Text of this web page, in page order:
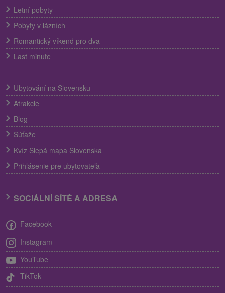
Letní pobyty
Pobyty v lázních
Romantický víkend pro dva
Last minute
Ubytování na Slovensku
Atrakcie
Blog
Súťaže
Kvíz Slepá mapa Slovenska
Prihlásenie pre ubytovateľa
SOCIÁLNÍ SÍTĚ A ADRESA
Facebook
Instagram
YouTube
TikTok